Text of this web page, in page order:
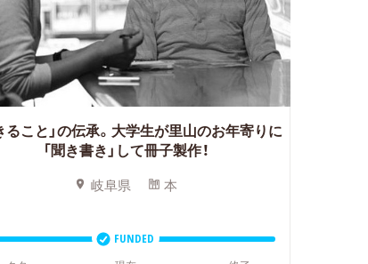
ること」の伝承。大学生が里山のお年寄りに
「聞き書き」して冊子製作！
岐阜県 本
FUNDED